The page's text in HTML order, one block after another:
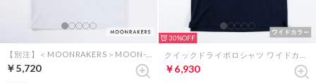
￥5,720
30%
￥6,930